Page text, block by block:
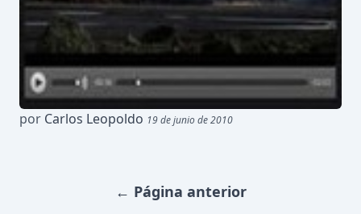
por Carlos Leopoldo 19 de junio de 2010
← Página anterior